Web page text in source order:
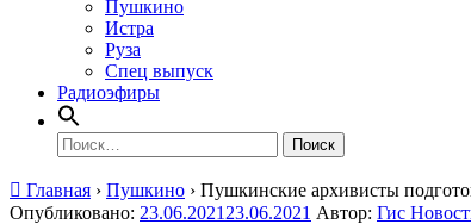
Пушкино
Истра
Руза
Спец выпуск
Радиоэфиры
Найти:
Главная › Пушкино › Пушкинские архивисты
Опубликовано: 23.06.2021 23.06.2021 Автор: Гис